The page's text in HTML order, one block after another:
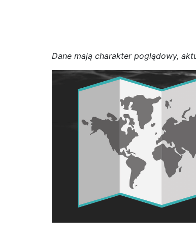
Dane mają charakter poglądowy, akt